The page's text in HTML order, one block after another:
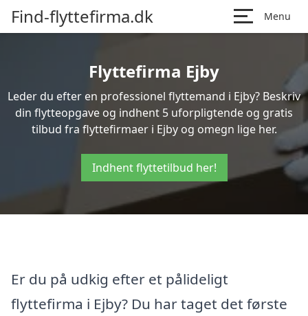
Find-flyttefirma.dk Menu
Flyttefirma Ejby
Leder du efter en professionel flyttemand i Ejby? Beskriv
din flytteopgave og indhent 5 uforpligtende og gratis
tilbud fra flyttefirmaer i Ejby og omegn lige her.
Indhent flyttetilbud her!
Er du på udkig efter et pålideligt
flyttefirma i Ejby? Du har taget det første